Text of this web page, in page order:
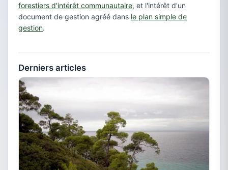
forestiers d'intérêt communautaire, et l'intérêt d'un
document de gestion agréé dans le plan simple de
gestion.
Derniers articles